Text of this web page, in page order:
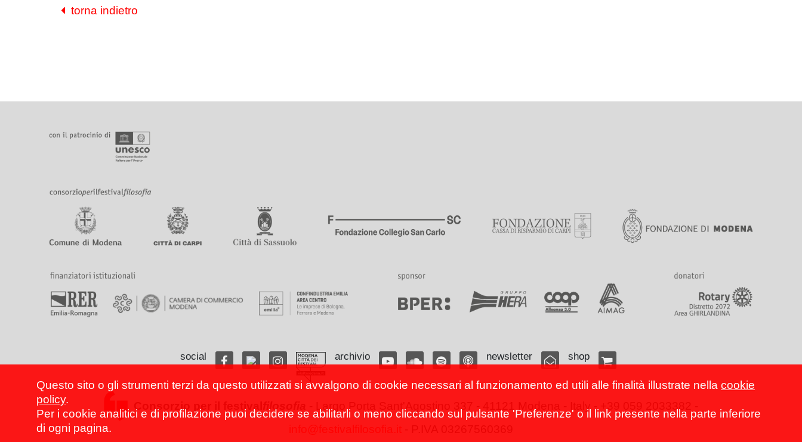
torna indietro
social archivio newsletter shop
Questo sito o gli strumenti terzi da questo utilizzati si avvalgono di cookie necessari al funzionamento ed utili alle finalità illustrate nella cookie
policy.
Per i cookie analitici e di profilazione puoi decidere se abilitarli o meno cliccando sul pulsante 'Preferenze' o il link presente nella parte inferiore
di ogni pagina.